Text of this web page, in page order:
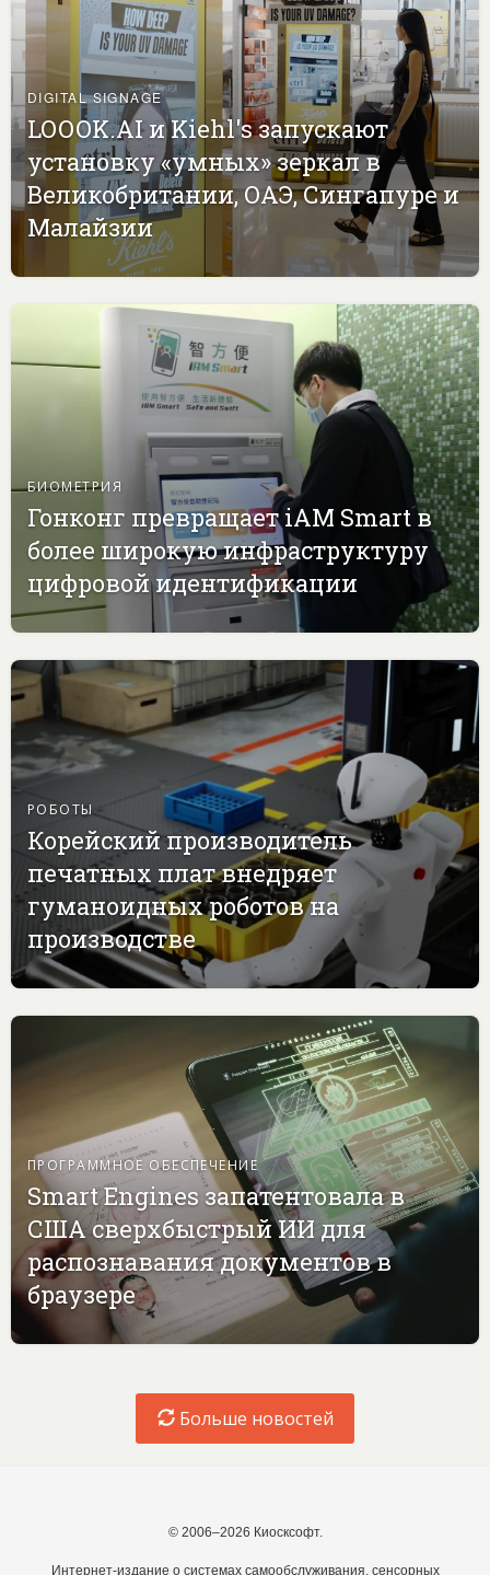
DIGITAL SIGNAGE
LOOOK.AI и Kiehl's запускают
установку «умных» зеркал в
Великобритании, ОАЭ, Сингапуре и
Малайзии
БИОМЕТРИЯ
Гонконг превращает iAM Smart в
более широкую инфраструктуру
цифровой идентификации
РОБОТЫ
Корейский производитель
печатных плат внедряет
гуманоидных роботов на
производстве
ПРОГРАММНОЕ ОБЕСПЕЧЕНИЕ
Smart Engines запатентовала в
США сверхбыстрый ИИ для
распознавания документов в
браузере
Больше новостей
© 2006–2026 Киосксофт.
Интернет-издание о системах самообслуживания, сенсорных